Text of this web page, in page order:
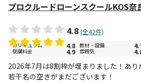
プロクルードローンスクールKOS奈
4.8(全42件)
カリキュラム 4.8 教材・設備
受講料金 4.9 雰囲気
2026年7月は8割枠が埋まりました！あ
若干名の空きがまだございます！